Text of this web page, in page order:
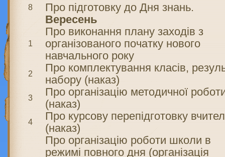
8
Про підготовку до Дня знань.
Вересень
1
Про виконання плану заходів з
організованого початку нового
навчального року
2
Про комплектування класів,
набору (наказ)
3
Про організацію методичної
(наказ)
4
Про курсову перепідготовку
(наказ)
Про організацію роботи школи в
режимі повного дня (організація